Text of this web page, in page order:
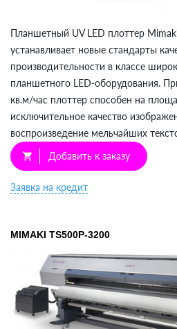
Планшетный UV LED плоттер
устанавливает новые стандарты
производительности в классе
планшетного LED-оборудования.
кв.м/час плоттер способен на
исключительное качество
воспроизведение мельчайших
shopping_cart Добавить к заказу
Заявка на кредит
MIMAKI TS500P-3200